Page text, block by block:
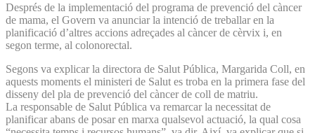
Després de la implementació del programa de prevenció del càncer
de mama, el Govern va anunciar la intenció de treballar en la
planificació d’altres accions adreçades al càncer de cèrvix i, en
segon terme, al colonorectal.
Segons va explicar la directora de Salut Pública, Margarida Coll, en
aquests moments el ministeri de Salut es troba en la primera fase del
disseny del pla de prevenció del càncer de coll de matriu.
La responsable de Salut Pública va remarcar la necessitat de
planificar abans de posar en marxa qualsevol actuació, la qual cosa